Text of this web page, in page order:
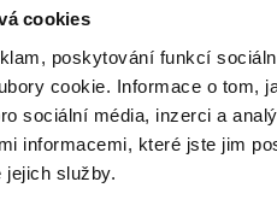
cookies
poskytování funkcí
cookie. Informace o tom,
sociální média, inzerci a
informacemi, které jste jim
služby.